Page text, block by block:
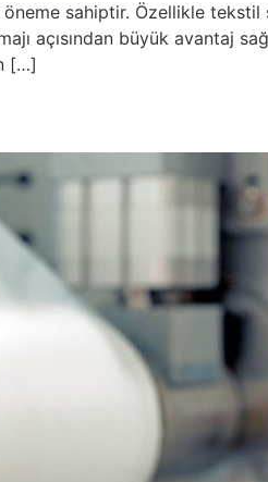
öneme sahiptir. Özellikle
açısından büyük avantaj
[…]